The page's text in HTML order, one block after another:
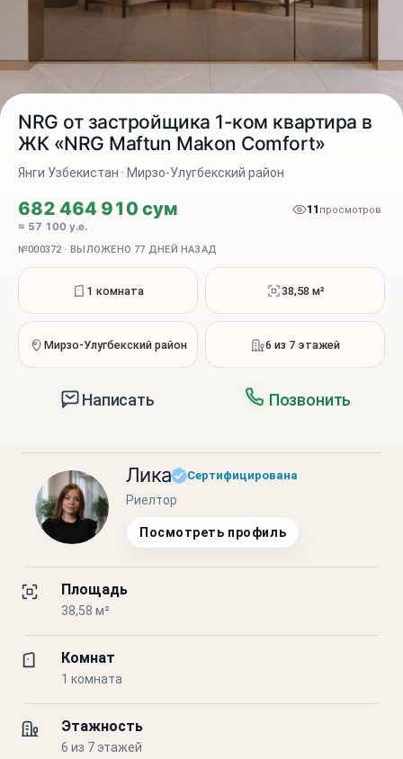
NRG от застройщика 1-ком квартира в
ЖК «NRG Maftun Makon Comfort»
Янги Узбекистан · Мирзо-Улугбекский район
682 464 910 сум
≈ 57 100 у.е.
11 просмотров
№000372 · ВЫЛОЖЕНО 77 ДНЕЙ НАЗАД
1 комната 38,58 м²
Мирзо-Улугбекский район 6 из 7 этажей
Написать Позвонить
Лика Сертифицирована
Риелтор
Посмотреть профиль
Площадь
38,58 м²
Комнат
1 комната
Этажность
6 из 7 этажей